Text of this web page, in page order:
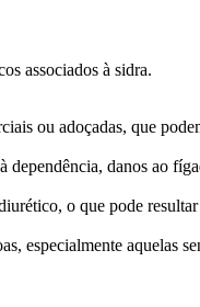
associados à sidra.
ou adoçadas, que
dependência, danos ao
o que pode
especialmente aquelas